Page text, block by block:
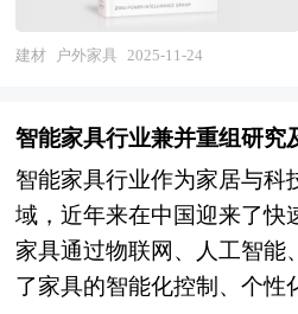
由中研普华咨询公司领衔撰
调研基础上，主要依据了国
风险投资协会、中国风险投
资同业公会、北京创业投资
业协会、智能浴缸行业相关
网、国内外相关刊物的基础
计单位等公布和提供的大量
组合、可折叠收纳、轻量化
空间利用率与移动便捷性，
场景的动态需求。 户外家具
来的政策走向和监管体制的
具行业的市场潜力，基于重
研究，提供对产业规模、产
场竞争、产业盈利水平等多
建材 户外家具 2025-11-24
智能家具行业兼并重组研究
智能家具行业作为家居与科
域，近年来在中国迎来了快
家具通过物联网、人工智能
了家具的智能化控制、个性